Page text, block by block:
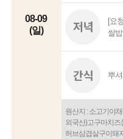
08-09
(일)
[요
쌀
뿌
원산지 : 소고기야
외국산)고구마치즈
허브삼겹살구이돼